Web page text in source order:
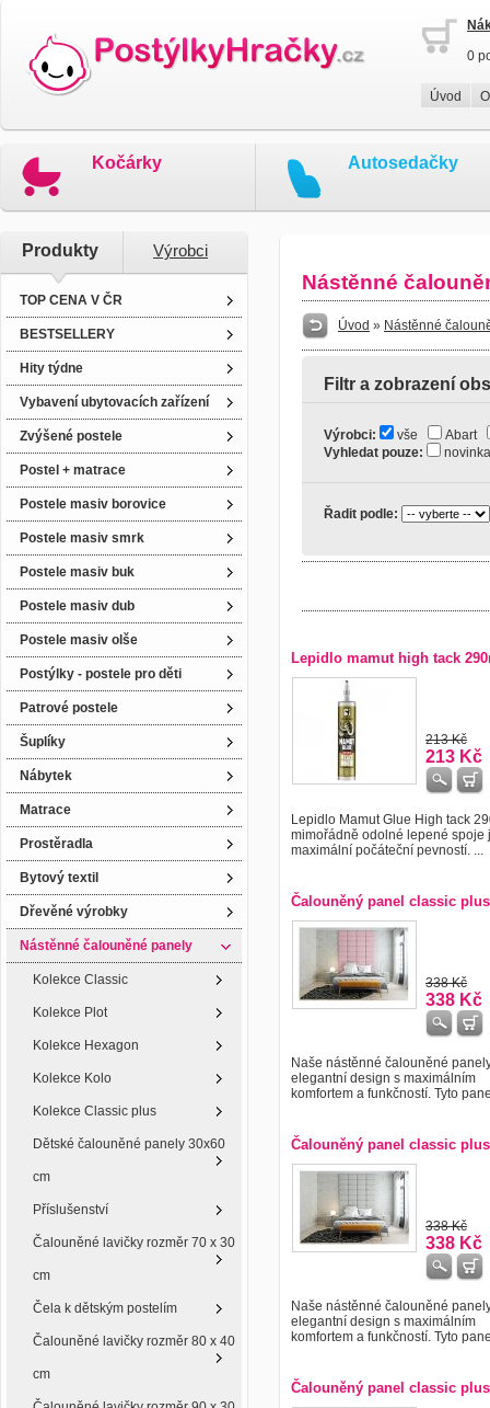
0
Úvod
Kočárky Autosedačky
Produkty Výrobci
TOP CENA V ČR
BESTSELLERY
Hity týdne
Vybavení ubytovacích zařízení
Zvýšené postele
Postel + matrace
Postele masiv borovice
Postele masiv smrk
Postele masiv buk
Postele masiv dub
Postele masiv olše
Postýlky - postele pro děti
Patrové postele
Šuplíky
Nábytek
Matrace
Prostěradla
Bytový textil
Dřevěné výrobky
Nástěnné čalouněné panely
Kolekce Classic
Kolekce Plot
Kolekce Hexagon
Kolekce Kolo
Kolekce Classic plus
Dětské čalouněné panely 30x60
cm
Příslušenství
Čalouněné lavičky rozměr 70 x 30
cm
Čela k dětským postelím
Čalouněné lavičky rozměr 80 x 40
cm
Nástěnné
Úvod » Nástěnné
Filtr a zobrazení
Výrobci: vše
Abart
Vyhledat pouze:
Řadit podle:
Lepidlo mamut high tack
213 Kč
213 Kč
Lepidlo Mamut Glue High tack
mimořádně odolné lepené spoje
maximální počáteční pevností. ...
Čalouněný panel classic plus
338 Kč
338 Kč
Naše nástěnné čalouněné
elegantní design s maximálním
komfortem a funkčností. Tyto
Čalouněný panel classic plus
338 Kč
338 Kč
Naše nástěnné čalouněné
elegantní design s maximálním
komfortem a funkčností. Tyto
Čalouněný panel classic plus